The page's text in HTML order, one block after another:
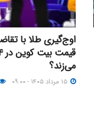
اوج‌گیری طلا با
می‌زند؟